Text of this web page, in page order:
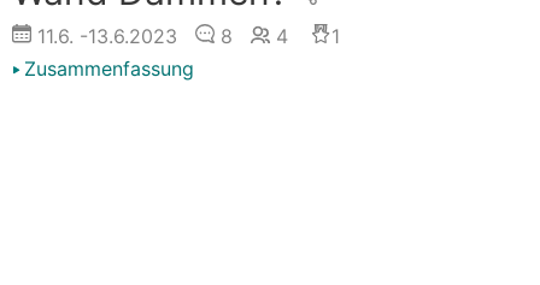
11.6. -13.6.2023 8 4
1
Zusammenfassung